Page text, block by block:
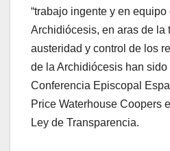
“trabajo ingente y en
Archidiócesis, en aras de la
austeridad y control de los
de la Archidiócesis han sido
Conferencia Episcopal
Price Waterhouse Coopers
Ley de Transparencia.